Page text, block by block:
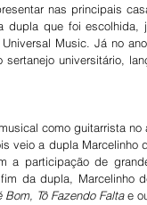
nas principais
dupla que foi
Music. Já no
sertanejo universitário,
como guitarrista
veio a dupla Marcelinho
a participação de
da dupla, Marcelinho
Bom, Tô Fazendo Falta e